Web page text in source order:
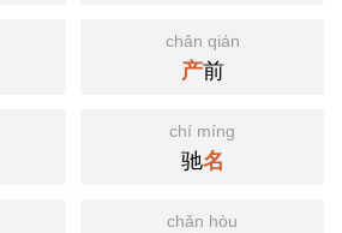
chǎn qián
产前
chí míng
驰名
chǎn hòu